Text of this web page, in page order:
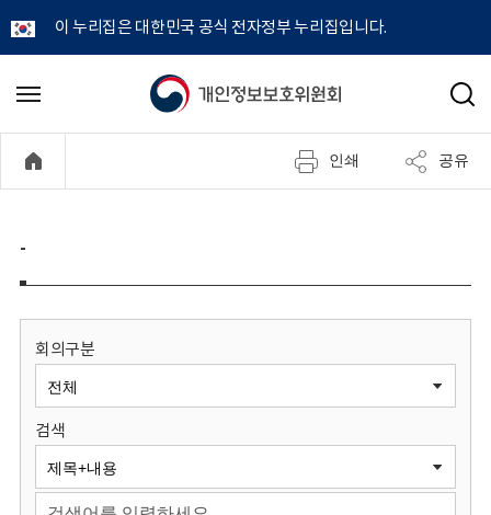
이 누리집은 대한민국 공식 전자정부 누리집입니다.
개
정
보
원
회
메
기
검
인쇄 공유
-
회의구분
검색